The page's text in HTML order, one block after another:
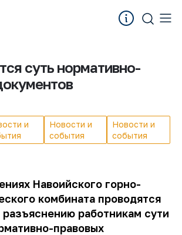
суть нормативно-
и
Новости и
события
Новости и
события
Навоийского горно-
комбината проводятся
работникам сути
правовых